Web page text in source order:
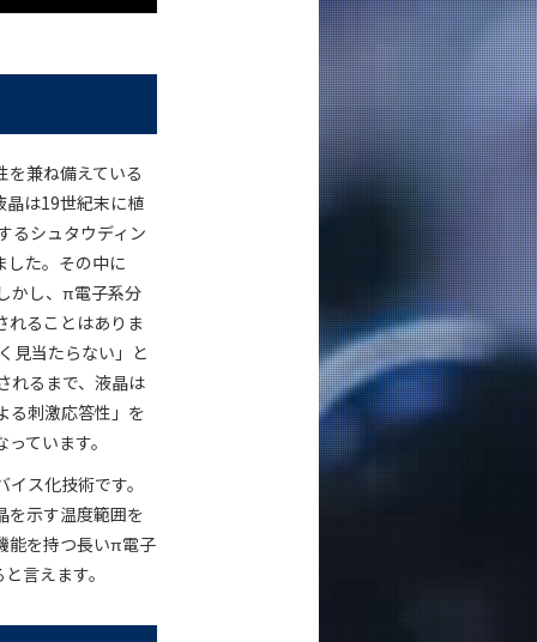
兼ね備えている
晶は19世紀末に植
るシュタウディン
した。その中に
かし、π電子系分
れることはありま
見当たらない」と
れるまで、液晶は
る刺激応答性」を
ています。
ス化技術です。
を示す温度範囲を
能を持つ長いπ電子
言えます。